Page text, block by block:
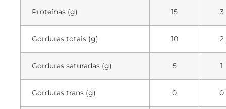
Proteínas (g) 15 3
Gorduras totais (g) 10 2
Gorduras saturadas (g) 5 1
Gorduras trans (g) 0 0